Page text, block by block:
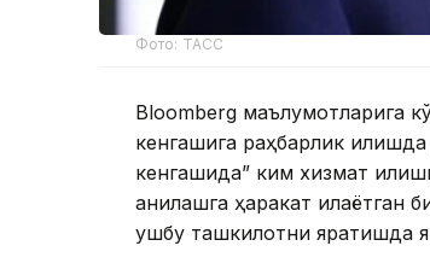
Фото: ТАСС
Bloomberg маълумотларига
кенгашига раҳбарлик
кенгашида” ким хизмат
аниқлашга ҳаракат
ушбу ташкилотни яратишда